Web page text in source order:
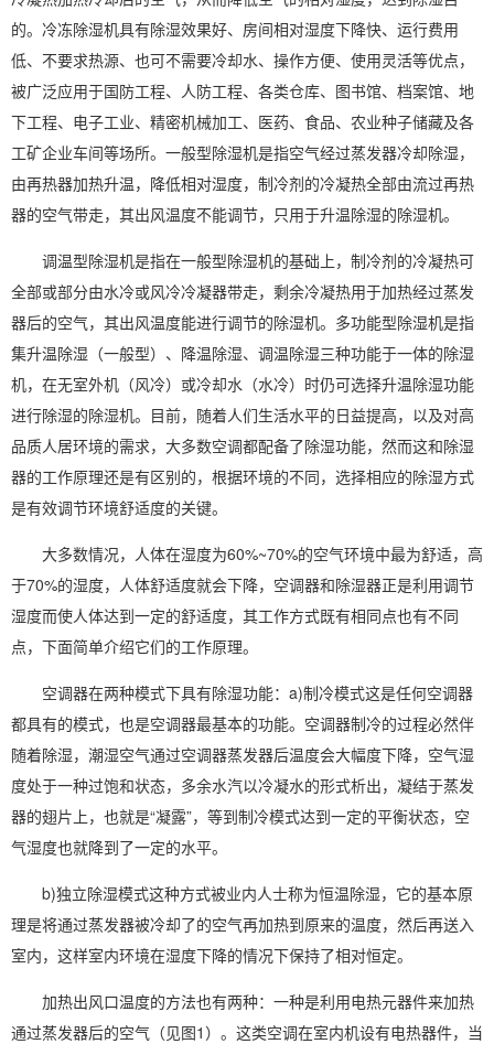
的。冷冻除湿机具有除湿效果好、房间相对湿度下降快、运行费用
低、不要求热源、也可不需要冷却水、操作方便、使用灵活等优点，
被广泛应用于国防工程、人防工程、各类仓库、图书馆、档案馆、地
下工程、电子工业、精密机械加工、医药、食品、农业种子储藏及各
工矿企业车间等场所。一般型除湿机是指空气经过蒸发器冷却除湿，
由再热器加热升温，降低相对湿度，制冷剂的冷凝热全部由流过再热
器的空气带走，其出风温度不能调节，只用于升温除湿的除湿机。
调温型除湿机是指在一般型除湿机的基础上，制冷剂的冷凝热可
全部或部分由水冷或风冷冷凝器带走，剩余冷凝热用于加热经过蒸发
器后的空气，其出风温度能进行调节的除湿机。多功能型除湿机是指
集升温除湿（一般型）、降温除湿、 调温除湿三种功能于一体的除湿
机，在无室外机（风冷）或冷却水（水冷）时仍可选择升温除湿功能
进行除湿的除湿机。目前，随着人们生活水平的日益提高，以及对高
品质人居环境的需求，大多数空调都配备了除湿功能，然而这和除湿
器的工作原理还是有区别的，根据环境的不同，选择相应的除湿方式
是有效调节环境舒适度的关键。
大多数情况，人体在湿度为60%~70%的空气环境中最为舒适，高
于70%的湿度，人体舒适度就会下降，空调器和除湿器正是利用调节
湿度而使人体达到一定的舒适度，其工作方式既有相同点也有不同
点，下面简单介绍它们的工作原理。
空调器在两种模式下具有除湿功能：a)制冷模式这是任何空调器
都具有的模式，也是空调器最基本的功能。空调器制冷的过程必然伴
随着除湿，潮湿空气通过空调器蒸发器后温度会大幅度下降，空气湿
度处于一种过饱和状态，多余水汽以冷凝水的形式析出，凝结于蒸发
器的翅片上，也就是“凝露”，等到制冷模式达到一定的平衡状态，空
气湿度也就降到了一定的水平。
b)独立除湿模式这种方式被业内人士称为恒温除湿，它的基本原
理是将通过蒸发器被冷却了的空气再加热到原来的温度，然后再送入
室内，这样室内环境在湿度下降的情况下保持了相对恒定。
加热出风口温度的方法也有两种：一种是利用电热元器件来加热
通过蒸发器后的空气（见图1）。这类空调在室内机设有电热器件，当